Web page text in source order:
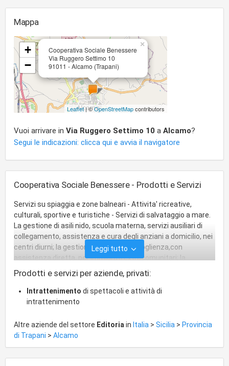
Mappa
Cooperativa Sociale Benessere
Via Ruggero Settimo 10
91011 - Alcamo (Trapani)
×
+
−
Leaflet| ©OpenStreetMapcontributors
Vuoi arrivare in Via Ruggero Settimo 10 a Alcamo?
Segui le indicazioni: clicca qui e avvia il navigatore
Cooperativa Sociale Benessere - Prodotti e Servizi
Servizi su spiaggia e zone balneari - Attivita' ricreative,
culturali, sportive e turistiche - Servizi di salvataggio a mare.
La gestione di asili nido, scuola materna, servizi ausiliari di
collegamento, assistenza e cura degli anziani a domicilio, nei
centri diurni; la gestione di centri di accoglienza,con
assistenza diretta, per immigrati extracomunitari; la
gestione di centri culturali e ricreativi, di biblioteche; la
gestione di centri di accoglienza di qualsiasi genere e tipo;
l'assistenza e la cura dei soggetti portatori di handicap a
domicilio; creare corsi di addestramento ed aggiornamento
nuclei familiari in stato di bisogno e di abbandono,
assicurando il reinserimento dei soggetti nel proprio nucleo
Leggi tutto
Prodotti e servizi per aziende, privati:
Intrattenimento di spettacoli e attività di
intrattenimento
Altre aziende del settore Editoria in Italia > Sicilia > Provincia
di Trapani > Alcamo